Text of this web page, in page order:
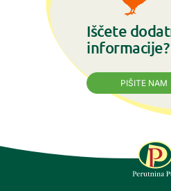
Iščete
informacije?
PIŠITE NAM